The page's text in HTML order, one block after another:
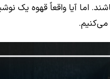
اما آیا واقعاً قهوه یک
می‌کنیم.